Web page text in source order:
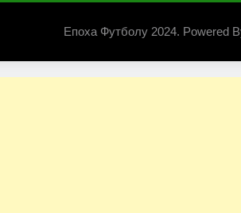
Епоха Футболу 2024. Powered